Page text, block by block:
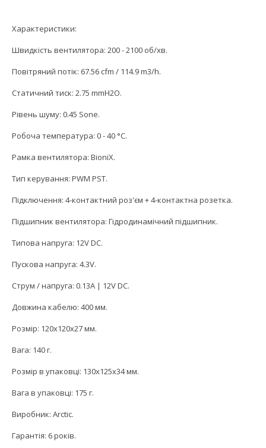
Характеристики:
Швидкість вентилятора: 200 - 2100 об/хв.
Повітряний потік: 67.56 cfm / 114.9 m3/h.
Статичний тиск: 2.75 mmH2O.
Рівень шуму: 0.45 Sone.
Робоча температура: 0 - 40 °C.
Рамка вентилятора: BioniX.
Тип керування: PWM PST.
Підключення: 4-контактний роз'єм + 4-контактна розетка.
Підшипник вентилятора: Гідродинамічний підшипник.
Типова напруга: 12V DC.
Пускова напруга: 4.3V.
Струм / напруга: 0.13A | 12V DC.
Довжина кабелю: 400 мм.
Розмір: 120x120x27 мм.
Вага: 140 г.
Розмір в упаковці: 130x125x34 мм.
Вага в упаковці: 175 г.
Виробник: Arctic.
Гарантія: 6 років.